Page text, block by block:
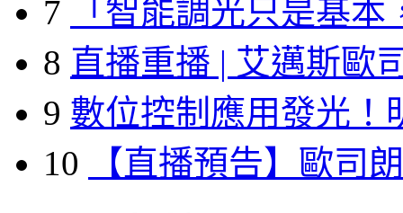
7
「智能調光只是基本
8 直播重播 | 艾邁斯歐
9 數位控制應用發光！
10
【直播預告】歐司